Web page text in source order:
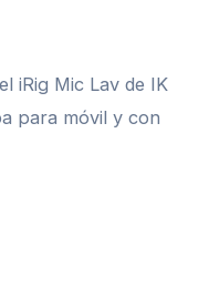
iRig Mic Lav de IK
para móvil y con